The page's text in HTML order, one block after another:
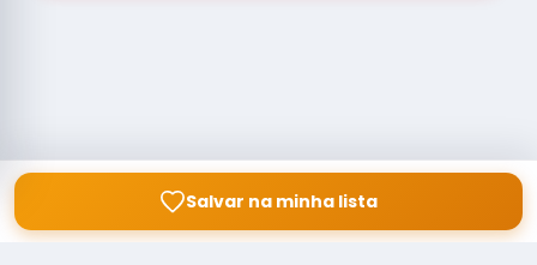
Salvar na minha lista